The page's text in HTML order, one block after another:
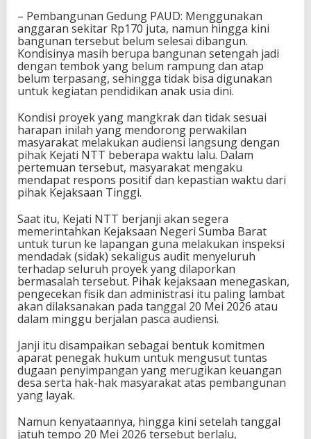
– Pembangunan Gedung PAUD: Menggunakan
anggaran sekitar Rp170 juta, namun hingga kini
bangunan tersebut belum selesai dibangun.
Kondisinya masih berupa bangunan setengah jadi
dengan tembok yang belum rampung dan atap
belum terpasang, sehingga tidak bisa digunakan
untuk kegiatan pendidikan anak usia dini.
Kondisi proyek yang mangkrak dan tidak sesuai
harapan inilah yang mendorong perwakilan
masyarakat melakukan audiensi langsung dengan
pihak Kejati NTT beberapa waktu lalu. Dalam
pertemuan tersebut, masyarakat mengaku
mendapat respons positif dan kepastian waktu dari
pihak Kejaksaan Tinggi.
Saat itu, Kejati NTT berjanji akan segera
memerintahkan Kejaksaan Negeri Sumba Barat
untuk turun ke lapangan guna melakukan inspeksi
mendadak (sidak) sekaligus audit menyeluruh
terhadap seluruh proyek yang dilaporkan
bermasalah tersebut. Pihak kejaksaan menegaskan,
pengecekan fisik dan administrasi itu paling lambat
akan dilaksanakan pada tanggal 20 Mei 2026 atau
dalam minggu berjalan pasca audiensi.
Janji itu disampaikan sebagai bentuk komitmen
aparat penegak hukum untuk mengusut tuntas
dugaan penyimpangan yang merugikan keuangan
desa serta hak-hak masyarakat atas pembangunan
yang layak.
Namun kenyataannya, hingga kini setelah tanggal
jatuh tempo 20 Mei 2026 tersebut berlalu,